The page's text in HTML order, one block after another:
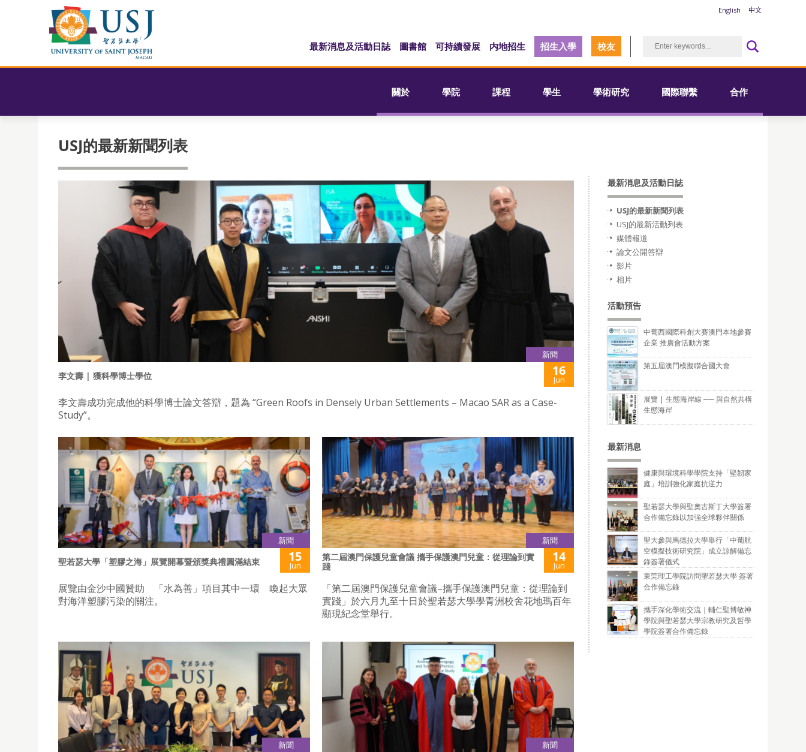
English 中文
最新消息及活動日誌 圖書館 可持續發展 内地招生 招生入學 校友
關於 學院 課程 學生 學術研究 國際聯繫 合作
USJ的最新新聞列表
新聞
李文壽 | 獲科學博士學位 16
Jun
李文壽成功完成他的科學博士論文答辯，題為 “Green Roofs in Densely Urban Settlements – Macao SAR as a Case-
Study”。
新聞
聖若瑟大學「塑膠之海」展覽開幕暨頒獎典禮圓滿結束 15
Jun
展覽由金沙中國贊助 「水為善」項目其中一環 喚起大眾
對海洋塑膠污染的關注。
新聞
第二屆澳門保護兒童會議 攜手保護澳門兒童：從理論到實
踐
14
Jun
「第二屆澳門保護兒童會議–攜手保護澳門兒童：從理論到
實踐」於六月九至十日於聖若瑟大學學青洲校舍花地瑪百年
顯現紀念堂舉行。
新聞 新聞
最新消息及活動日誌
USJ的最新新聞列表
USJ的最新活動列表
媒體報道
論文公開答辯
影片
相片
活動預告
中葡西國際科創大賽澳門本地參賽
企業 推廣會活動方案
第五屆澳門模擬聯合國大會
展覽 | 生態海岸線 ── 與自然共構
生態海岸
最新消息
健康與環境科學學院支持「堅韌家
庭」培訓強化家庭抗逆力
聖若瑟大學與聖奧古斯丁大學簽署
合作備忘錄以加強全球夥伴關係
聖大參與馬德拉大學舉行「中葡航
空模擬技術研究院」成立諒解備忘
錄簽署儀式
東莞理工學院訪問聖若瑟大學 簽署
合作備忘錄
攜手深化學術交流｜輔仁聖博敏神
學院與聖若瑟大學宗教研究及哲學
學院簽署合作備忘錄